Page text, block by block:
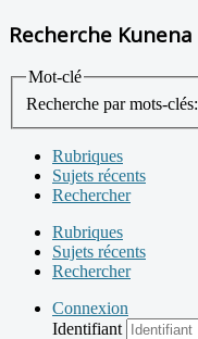
Recherche Kunena
Mot-clé
Recherche par mots-clés:
Rubriques
Sujets récents
Rechercher
Rubriques
Sujets récents
Rechercher
Connexion
Identifiant